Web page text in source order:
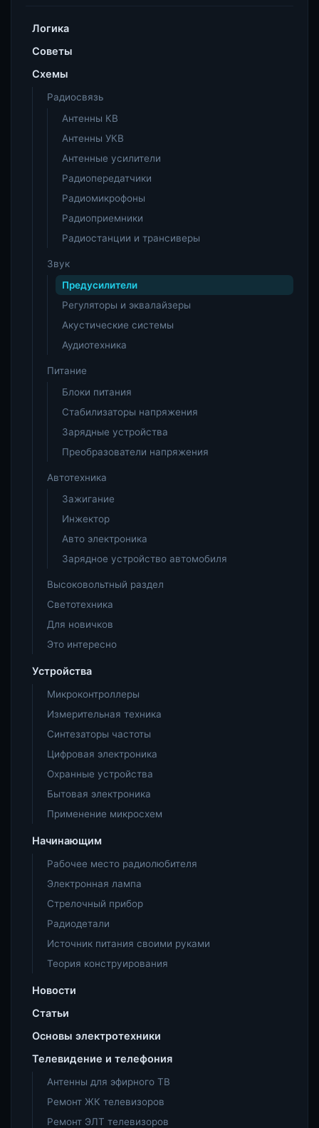
Логика
Советы
Схемы
Радиосвязь
Антенны КВ
Антенны УКВ
Антенные усилители
Радиопередатчики
Радиомикрофоны
Радиоприемники
Радиостанции и трансиверы
Звук
Предусилители
Регуляторы и эквалайзеры
Акустические системы
Аудиотехника
Питание
Блоки питания
Стабилизаторы напряжения
Зарядные устройства
Преобразователи напряжения
Автотехника
Зажигание
Инжектор
Авто электроника
Зарядное устройство автомобиля
Высоковольтный раздел
Светотехника
Для новичков
Это интересно
Устройства
Микроконтроллеры
Измерительная техника
Синтезаторы частоты
Цифровая электроника
Охранные устройства
Бытовая электроника
Применение микросхем
Начинающим
Рабочее место радиолюбителя
Электронная лампа
Стрелочный прибор
Радиодетали
Источник питания своими руками
Теория конструирования
Новости
Статьи
Основы электротехники
Телевидение и телефония
Антенны для эфирного ТВ
Ремонт ЖК телевизоров
Ремонт ЭЛТ телевизоров